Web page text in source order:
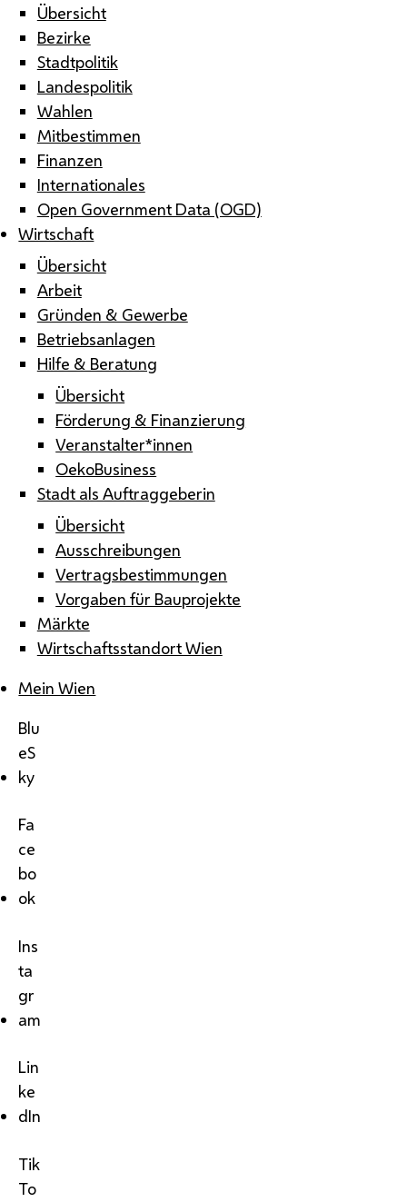
Übersicht
Bezirke
Stadtpolitik
Landespolitik
Wahlen
Mitbestimmen
Finanzen
Internationales
Open Government Data (OGD)
Wirtschaft
Übersicht
Arbeit
Gründen & Gewerbe
Betriebsanlagen
Hilfe & Beratung
Übersicht
Förderung & Finanzierung
Veranstalter*innen
OekoBusiness
Stadt als Auftraggeberin
Übersicht
Ausschreibungen
Vertragsbestimmungen
Vorgaben für Bauprojekte
Märkte
Wirtschaftsstandort Wien
Mein Wien
Blu
eS
ky
Fa
ce
bo
ok
Ins
ta
gr
am
Lin
ke
dIn
Tik
To